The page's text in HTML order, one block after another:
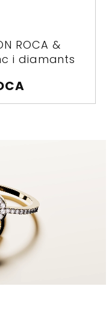
ROCA &
i diamants